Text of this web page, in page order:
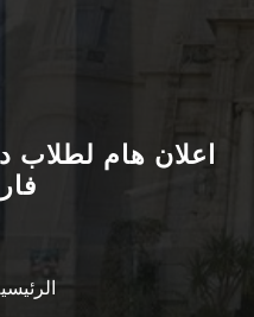
برنامج
اعلان هام لطلاب